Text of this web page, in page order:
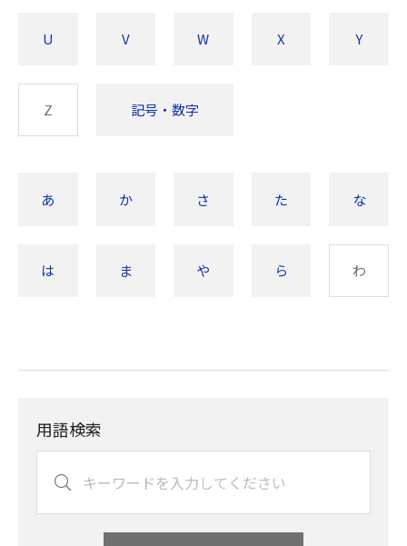
U V W X Y
Z 記号・数字
あ か さ た な
は ま や ら わ
用語検索